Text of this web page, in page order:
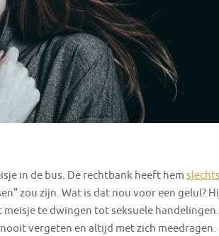
in de bus. De rechtbank heeft hem
zou zijn. Wat is dat nou voor een gelul?
te dwingen tot seksuele handelingen.
vergeten en altijd met zich meedragen.